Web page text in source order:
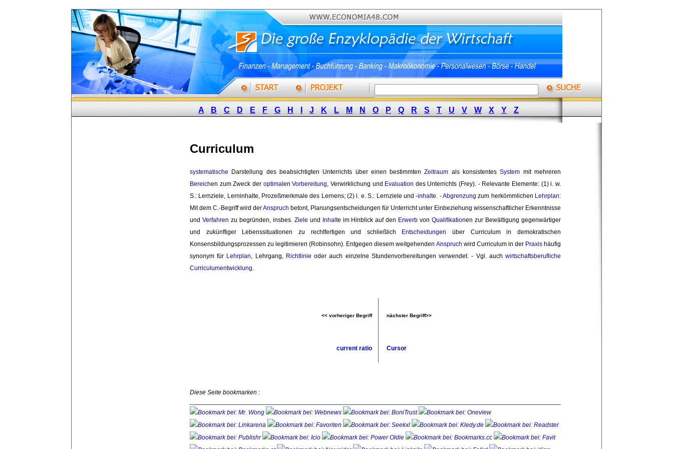
A B C D E F G H J K L M N O P Q R S T U V W X Y Z
Curriculum
systematische Darstellung des beabsichtigten Unterrichts über einen bestimmten Zeitraum als konsistentes System mit mehreren
Bereichen zum Zweck der optimal enVorbereitung, Verwirklichung und Evaluation des Unterrichts (Frey). - Relevante Elemente: (1) i. w.
S.: Lernziele, Lerninhalte, Prozeßmerkmale des Lernens; (2) i. e. S.: Lernziele und -inhalte. -Abgrenzung zum herkömmlichen Lehrplan:
Mit dem C.-Begriff wird derAnspruch betont, Planungsentscheidungen für Unterricht unter Einbeziehung wissenschaftlicher Erkenntnisse
und Verfahren zu begründen, insbes. Ziele und Inhalte im Hinblick auf den Erwerb von Qualifikationen zur Bewältigung gegenwärtiger
und zukünftiger Lebenssituationen zu rechtfertigen und schließlich
Entscheidungen
über Curriculum in demokratischen
Konsensbildungsprozessen zu legitimieren (Robinsohn). Entgegen diesem weitgehenden Anspruch wird Curriculum in der Praxishäufig
synonym für Lehrplan, Lehrgang, Richtlinie oder auch einzelne Stundenvorbereitungen verwendet. - Vgl. auch wirtschaftsberufliche
Curriculumentwicklung.
<< vorheriger Begriff nächster Begriff>>
current ratio Cursor
Diese Seite bookmarken :